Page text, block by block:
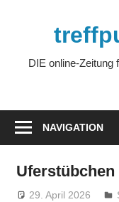
DIE online-
NAVIGATION
Uferstübchen
29. April 2026